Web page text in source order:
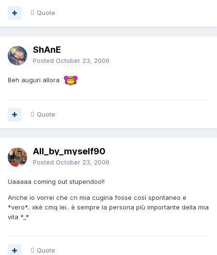
Quote
ShAnE
Posted October 23, 2006
Beh auguri allora
Quote
All_by_myself90
Posted October 23, 2006
Uaaaaa coming out stupendoo!!
Anche io vorrei che cn mia cugina fosse così spontaneo e
*vero*.. xkè cmq lei.. è sempre la persona più importante della mia
vita *_*
Quote